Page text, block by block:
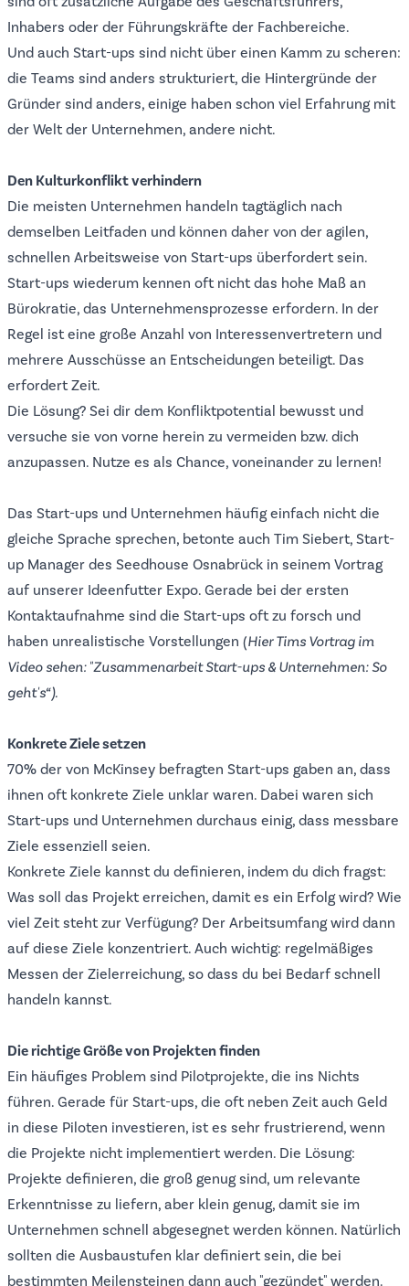
Inhabers oder der Führungskräfte der Fachbereiche.
Und auch Start-ups sind nicht über einen Kamm zu scheren:
die Teams sind anders strukturiert, die Hintergründe der
Gründer sind anders, einige haben schon viel Erfahrung mit
der Welt der Unternehmen, andere nicht.
Den Kulturkonflikt verhindern
Die meisten Unternehmen handeln tagtäglich nach
demselben Leitfaden und können daher von der agilen,
schnellen Arbeitsweise von Start-ups überfordert sein.
Start-ups wiederum kennen oft nicht das hohe Maß an
Bürokratie, das Unternehmensprozesse erfordern. In der
Regel ist eine große Anzahl von Interessenvertretern und
mehrere Ausschüsse an Entscheidungen beteiligt. Das
erfordert Zeit.
Die Lösung? Sei dir dem Konfliktpotential bewusst und
versuche sie von vorne herein zu vermeiden bzw. dich
anzupassen. Nutze es als Chance, voneinander zu lernen!
Das Start-ups und Unternehmen häufig einfach nicht die
gleiche Sprache sprechen, betonte auch Tim Siebert, Start-
up Manager des Seedhouse Osnabrück in seinem Vortrag
auf unserer Ideenfutter Expo. Gerade bei der ersten
Kontaktaufnahme sind die Start-ups oft zu forsch und
haben unrealistische Vorstellungen (Hier Tims Vortrag im
Video sehen: "Zusammenarbeit Start-ups & Unternehmen: So
geht's“).
Konkrete Ziele setzen
70% der von McKinsey befragten Start-ups gaben an, dass
ihnen oft konkrete Ziele unklar waren. Dabei waren sich
Start-ups und Unternehmen durchaus einig, dass messbare
Ziele essenziell seien.
Konkrete Ziele kannst du definieren, indem du dich fragst:
Was soll das Projekt erreichen, damit es ein Erfolg wird? Wie
viel Zeit steht zur Verfügung? Der Arbeitsumfang wird dann
auf diese Ziele konzentriert. Auch wichtig: regelmäßiges
Messen der Zielerreichung, so dass du bei Bedarf schnell
handeln kannst.
Die richtige Größe von Projekten finden
Ein häufiges Problem sind Pilotprojekte, die ins Nichts
führen. Gerade für Start-ups, die oft neben Zeit auch Geld
in diese Piloten investieren, ist es sehr frustrierend, wenn
die Projekte nicht implementiert werden. Die Lösung:
Projekte definieren, die groß genug sind, um relevante
Erkenntnisse zu liefern, aber klein genug, damit sie im
Unternehmen schnell abgesegnet werden können. Natürlich
sollten die Ausbaustufen klar definiert sein, die bei
bestimmten Meilensteinen dann auch "gezündet" werden.